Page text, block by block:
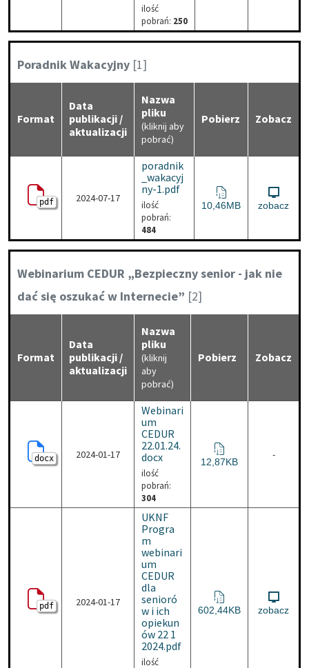
ilość
pobrań: 250
Kategoria:
Poradnik Wakacyjny [1]
Format
Data
publikacji /
aktualizacji
Nazwa
pliku
(kliknij aby
pobrać)
Pobierz Zobacz
pdf 2024-07-17
poradnik
_wakacyj
ny-1.pdf
ilość
pobrań:
484
poradnik_wakacyjny-
10,46MB zobacz
Kategoria:
Webinarium CEDUR „Bezpieczny senior - jak nie
dać się oszukać w Internecie” [2]
Format
Data
publikacji /
aktualizacji
Nazwa
pliku
(kliknij
aby
pobrać)
Pobierz Zobacz
docx 2024-01-17
Webinari
um
CEDUR
22.01.24.
docx
ilość
pobrań:
304
Webinarium CEDUR
12,87KB
-
pdf 2024-01-17
UKNF
Progra
m
webinari
um
CEDUR
dla
senioró
w i ich
opiekun
ów 22 1
2024.pdf
ilość
UKNF Program
602,44KB zobacz